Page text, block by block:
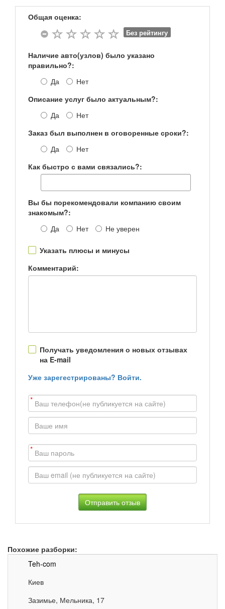
Общая оценка:
Без рейтингу
Наличие авто(узлов) было указано
правильно?:
Да
Нет
Описание услуг было актуальным?:
Да
Нет
Заказ был выполнен в оговоренные сроки?:
Да
Нет
Как быстро с вами связались?:
Вы бы порекомендовали компанию своим
знакомым?:
Да
Нет Не уверен
Указать плюсы и минусы
Комментарий:
Получать уведомления о новых отзывах
на E-mail
Уже зарегестрированы? Войти.
*
*
Похожие разборки:
Teh-com
Киев
Зазимье, Мельника, 17